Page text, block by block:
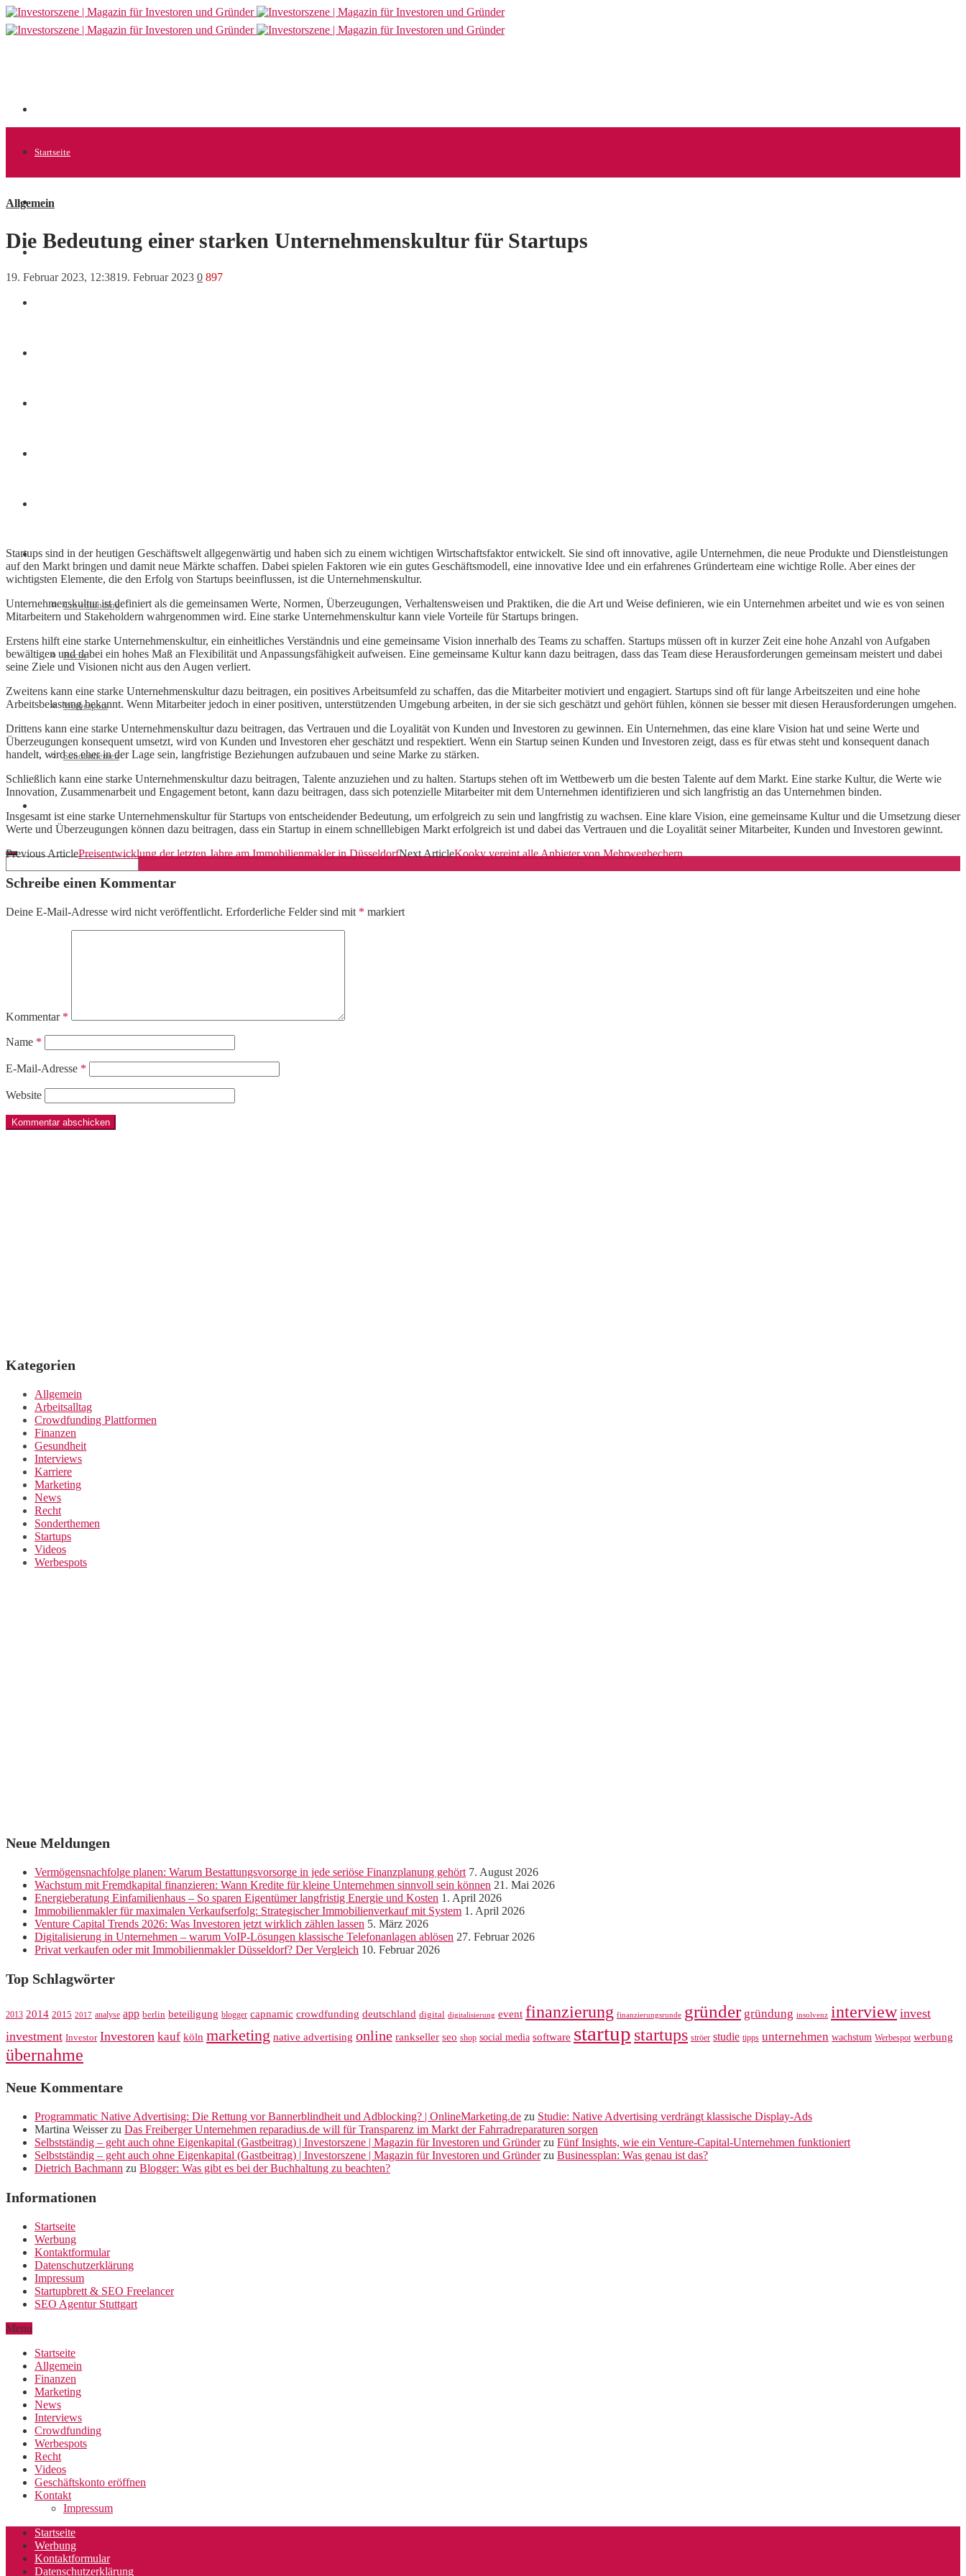
Startseite
Allgemein
Weitere
Crowdfunding
Recht
Werbespots
Sonderthemen
Allgemein
Die Bedeutung einer starken Unternehmenskultur für Startups
19. Februar 2023, 12:3819. Februar 2023 0 897
Startups sind in der heutigen Geschäftswelt allgegenwärtig und haben sich zu einem wichtigen Wirtschaftsfaktor entwickelt. Sie sind oft innovative, agile Unternehmen, die neue Produkte und Dienstleistungen
auf den Markt bringen und damit neue Märkte schaffen. Dabei spielen Faktoren wie ein gutes Geschäftsmodell, eine innovative Idee und ein erfahrenes Gründerteam eine wichtige Rolle. Aber eines der
wichtigsten Elemente, die den Erfolg von Startups beeinflussen, ist die Unternehmenskultur.
Unternehmenskultur ist definiert als die gemeinsamen Werte, Normen, Überzeugungen, Verhaltensweisen und Praktiken, die die Art und Weise definieren, wie ein Unternehmen arbeitet und wie es von seinen
Mitarbeitern und Stakeholdern wahrgenommen wird. Eine starke Unternehmenskultur kann viele Vorteile für Startups bringen.
Erstens hilft eine starke Unternehmenskultur, ein einheitliches Verständnis und eine gemeinsame Vision innerhalb des Teams zu schaffen. Startups müssen oft in kurzer Zeit eine hohe Anzahl von Aufgaben
bewältigen und dabei ein hohes Maß an Flexibilität und Anpassungsfähigkeit aufweisen. Eine gemeinsame Kultur kann dazu beitragen, dass das Team diese Herausforderungen gemeinsam meistert und dabei
seine Ziele und Visionen nicht aus den Augen verliert.
Zweitens kann eine starke Unternehmenskultur dazu beitragen, ein positives Arbeitsumfeld zu schaffen, das die Mitarbeiter motiviert und engagiert. Startups sind oft für lange Arbeitszeiten und eine hohe
Arbeitsbelastung bekannt. Wenn Mitarbeiter jedoch in einer positiven, unterstützenden Umgebung arbeiten, in der sie sich geschätzt und gehört fühlen, können sie besser mit diesen Herausforderungen umgehen.
Drittens kann eine starke Unternehmenskultur dazu beitragen, das Vertrauen und die Loyalität von Kunden und Investoren zu gewinnen. Ein Unternehmen, das eine klare Vision hat und seine Werte und
Überzeugungen konsequent umsetzt, wird von Kunden und Investoren eher geschätzt und respektiert. Wenn ein Startup seinen Kunden und Investoren zeigt, dass es für etwas steht und konsequent danach
handelt, wird es eher in der Lage sein, langfristige Beziehungen aufzubauen und seine Marke zu stärken.
Schließlich kann eine starke Unternehmenskultur dazu beitragen, Talente anzuziehen und zu halten. Startups stehen oft im Wettbewerb um die besten Talente auf dem Markt. Eine starke Kultur, die Werte wie
Innovation, Zusammenarbeit und Engagement betont, kann dazu beitragen, dass sich potenzielle Mitarbeiter mit dem Unternehmen identifizieren und sich langfristig an das Unternehmen binden.
Insgesamt ist eine starke Unternehmenskultur für Startups von entscheidender Bedeutung, um erfolgreich zu sein und langfristig zu wachsen. Eine klare Vision, eine gemeinsame Kultur und die Umsetzung dieser
Werte und Überzeugungen können dazu beitragen, dass ein Startup in einem schnelllebigen Markt erfolgreich ist und dabei das Vertrauen und die Loyalität seiner Mitarbeiter, Kunden und Investoren gewinnt.
Previous ArticlePreisentwicklung der letzten Jahre am Immobilienmakler in DüsseldorfNext ArticleKooky vereint alle Anbieter von Mehrwegbechern
Schreibe einen Kommentar
Deine E-Mail-Adresse wird nicht veröffentlicht. Erforderliche Felder sind mit * markiert
Kommentar *
Name *
E-Mail-Adresse *
Website
Kategorien
Allgemein
Arbeitsalltag
Crowdfunding Plattformen
Finanzen
Gesundheit
Interviews
Karriere
Marketing
News
Recht
Sonderthemen
Startups
Videos
Werbespots
Neue Meldungen
Vermögensnachfolge planen: Warum Bestattungsvorsorge in jede seriöse Finanzplanung gehört 7. August 2026
Wachstum mit Fremdkapital finanzieren: Wann Kredite für kleine Unternehmen sinnvoll sein können 21. Mai 2026
Energieberatung Einfamilienhaus – So sparen Eigentümer langfristig Energie und Kosten 1. April 2026
Immobilienmakler für maximalen Verkaufserfolg: Strategischer Immobilienverkauf mit System 1. April 2026
Venture Capital Trends 2026: Was Investoren jetzt wirklich zählen lassen 5. März 2026
Digitalisierung in Unternehmen – warum VoIP-Lösungen klassische Telefonanlagen ablösen 27. Februar 2026
Privat verkaufen oder mit Immobilienmakler Düsseldorf? Der Vergleich 10. Februar 2026
Top Schlagwörter
2013 2014 2015 2017 analyse app berlin beteiligung blogger capnamic crowdfunding deutschland digital digitalisierung event finanzierung finanzierungsrunde gründer gründung insolvenz interview invest
investment Investor Investoren kauf köln marketing native advertising online rankseller seo shop social media software startup startups ströer studie tipps unternehmen wachstum Werbespot werbung
übernahme
Neue Kommentare
Programmatic Native Advertising: Die Rettung vor Bannerblindheit und Adblocking? | OnlineMarketing.de zu Studie: Native Advertising verdrängt klassische Display-Ads
Martina Weisserzu Das Freiberger Unternehmen reparadius.de will für Transparenz im Markt der Fahrradreparaturen sorgen
Selbstständig – geht auch ohne Eigenkapital (Gastbeitrag) | Investorszene | Magazin für Investoren und Gründerzu Fünf Insights, wie ein Venture-Capital-Unternehmen funktioniert
Selbstständig – geht auch ohne Eigenkapital (Gastbeitrag) | Investorszene | Magazin für Investoren und Gründerzu Businessplan: Was genau ist das?
Dietrich Bachmann zu Blogger: Was gibt es bei der Buchhaltung zu beachten?
Informationen
Startseite
Werbung
Kontaktformular
Datenschutzerklärung
Impressum
Startupbrett & SEO Freelancer
SEO Agentur Stuttgart
Menu
Startseite
Allgemein
Finanzen
Marketing
News
Interviews
Crowdfunding
Werbespots
Recht
Videos
Geschäftskonto eröffnen
Kontakt
Impressum
Startseite
Werbung
Kontaktformular
Datenschutzerklärung